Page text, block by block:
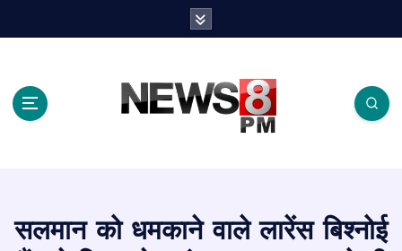
सलमान को धमकाने वाले लारेंस बिश्नोई